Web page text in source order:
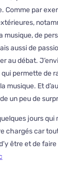
Comme par
musique, de
aussi de
au débat.
permette de
musique. Et
un peu de
jours qui
chargés car
être et de faire